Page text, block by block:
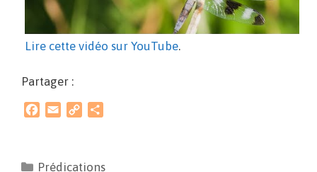
Lire cette vidéo sur YouTube.
Partager :
Prédications